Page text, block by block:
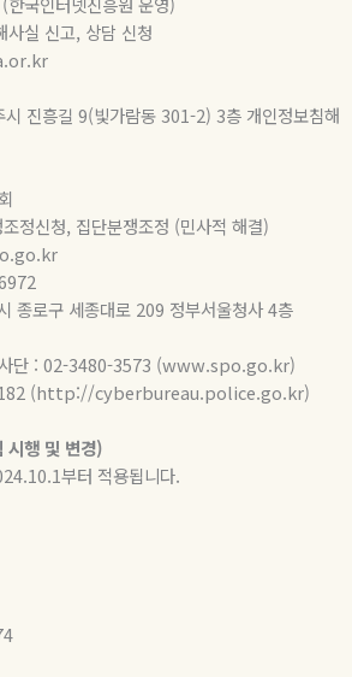
실 신고, 상담 신청
진흥길 9(빛가람동 301-2) 3층 개인정보침해
정신청, 집단분쟁조정 (민사적 해결)
종로구 세종대로 209 정부서울청사 4층
단 : 02-3480-3573 (www.spo.go.kr)
182 (http://cyberbureau.police.go.kr)
시행 및 변경)
부터 적용됩니다.